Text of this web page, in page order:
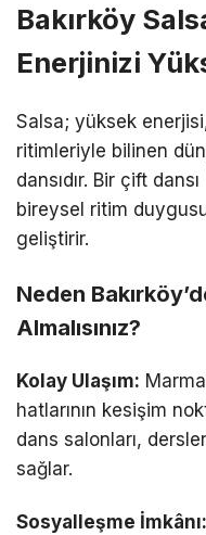
Bakırköy
Enerjinizi
Salsa; yüksek
ritimleriyle bilinen
dansıdır. Bir çift
bireysel ritim
geliştirir.
Neden
Almalısınız?
Kolay Ulaşım:
hatlarının kesişim
dans salonları,
sağlar.
Sosyalleşme İmkânı: